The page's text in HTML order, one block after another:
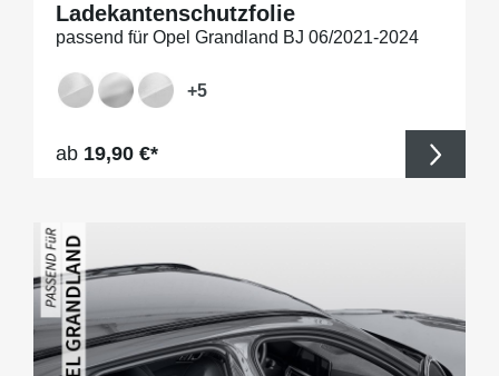
Ladekantenschutzfolie
passend für Opel Grandland BJ 06/2021-2024
+5
Regulärer Preis:
ab 19,90 €*